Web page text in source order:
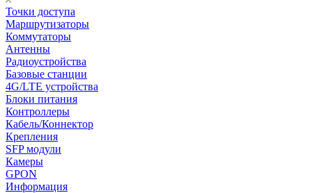
Точки доступа
Маршрутизаторы
Коммутаторы
Антенны
Радиоустройства
Базовые станции
4G/LTE устройства
Блоки питания
Контроллеры
Кабель/Коннектор
Крепления
SFP модули
Камеры
GPON
Информация